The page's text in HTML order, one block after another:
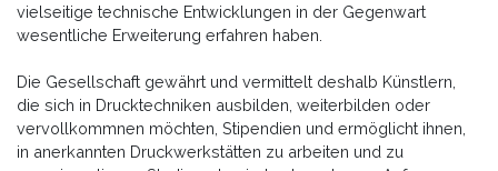
vielseitige technische Entwicklungen in der Gegenwart
wesentliche Erweiterung erfahren haben.
Die Gesellschaft gewährt und vermittelt deshalb Künstlern,
die sich in Drucktechniken ausbilden, weiterbilden oder
vervollkommnen möchten, Stipendien und ermöglicht ihnen,
in anerkannten Druckwerkstätten zu arbeiten und zu